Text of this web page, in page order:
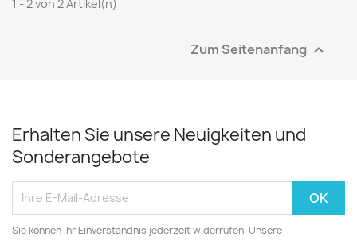
1 - 2 von 2 Artikel(n)
Zum Seitenanfang 
Erhalten Sie unsere Neuigkeiten und
Sonderangebote
Sie können Ihr Einverständnis jederzeit widerrufen. Unsere